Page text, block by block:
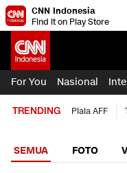
CNN Indonesia
Find it on Play Store
For You Nasional
TRENDING Piala AFF
SEMUA FOTO